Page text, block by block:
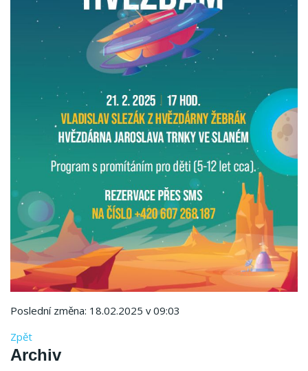
Poslední změna: 18.02.2025 v 09:03
Zpět
Archiv